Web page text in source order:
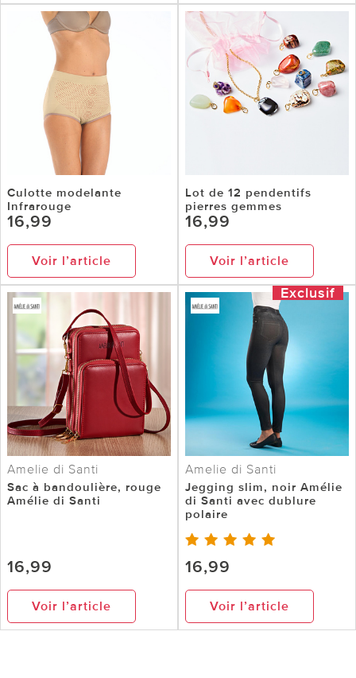
Culotte modelante
Infrarouge
16,99
Voir l’article
Lot de 12 pendentifs
pierres gemmes
16,99
Voir l’article
Amelie di Santi
Sac à bandoulière, rouge
Amélie di Santi
16,99
Voir l’article
Exclusif
Amelie di Santi
Jegging slim, noir Amélie
di Santi avec dublure
polaire
16,99
Voir l’article